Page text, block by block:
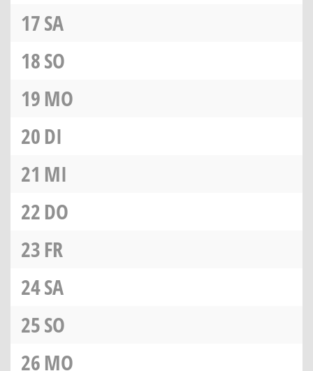
17SA
18SO
19MO
20DI
21 MI
22DO
23FR
24SA
25SO
26MO